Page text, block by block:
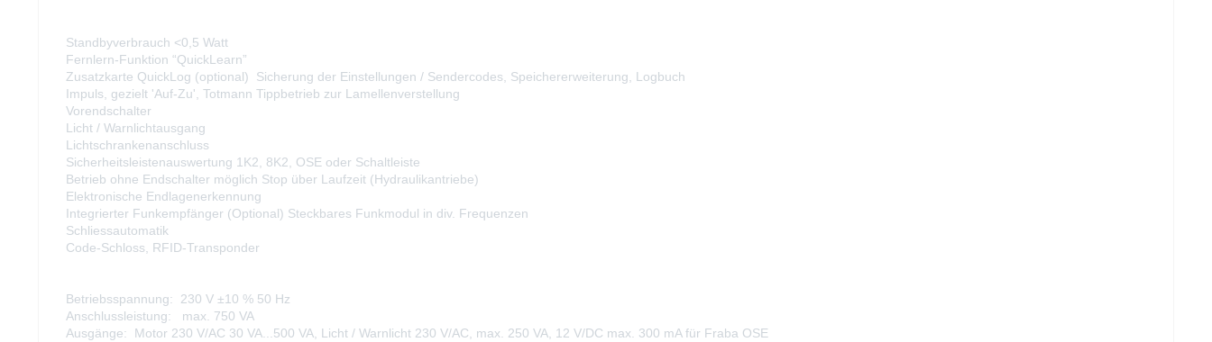
Standbyverbrauch <0,5 Watt
Fernlern-Funktion “QuickLearn”
Zusatzkarte QuickLog (optional) Sicherung der Einstellungen / Sendercodes, Speichererweiterung, Logbuch
Impuls, gezielt 'Auf-Zu', Totmann Tippbetrieb zur Lamellenverstellung
Vorendschalter
Licht / Warnlichtausgang
Lichtschrankenanschluss
Sicherheitsleistenauswertung 1K2, 8K2, OSE oder Schaltleiste
Betrieb ohne Endschalter möglich Stop über Laufzeit (Hydraulikantriebe)
Elektronische Endlagenerkennung
Integrierter Funkempfänger (Optional) Steckbares Funkmodul in div. Frequenzen
Schliessautomatik
Code-Schloss, RFID-Transponder
Betriebsspannung: 230 V ±10 % 50 Hz
Anschlussleistung: max. 750 VA
Ausgänge: Motor 230 V/AC 30 VA...500 VA, Licht / Warnlicht 230 V/AC, max. 250 VA, 12 V/DC max. 300 mA für Fraba OSE